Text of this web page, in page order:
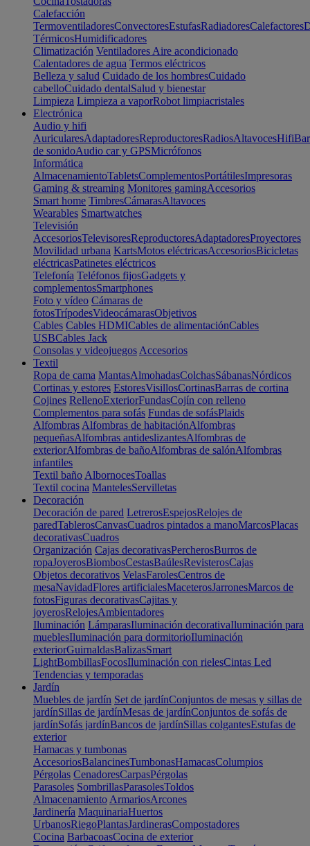
Calefacción
TermoventiladoresConvectoresEstufasRadiadoresCalefactores
TérmicosHumidificadores
Climatización Ventiladores Aire acondicionado
Calentadores de agua Termos eléctricos
Belleza y salud Cuidado de los hombresCuidado
cabelloCuidado dentalSalud y bienestar
Limpieza Limpieza a vaporRobot limpiacristales
Electrónica
Audio y hifi
AuricularesAdaptadoresReproductoresRadiosAltavocesHifi
de sonidoAudio car y GPSMicrófonos
Informática
AlmacenamientoTabletsComplementosPortátilesImpresoras
Gaming & streaming Monitores gamingAccesorios
Smart home TimbresCámarasAltavoces
Wearables Smartwatches
Televisión
AccesoriosTelevisoresReproductoresAdaptadoresProyectores
Movilidad urbana KartsMotos eléctricasAccesoriosBicicletas
eléctricasPatinetes eléctricos
Telefonía Teléfonos fijosGadgets y
complementosSmartphones
Foto y vídeo Cámaras de
fotosTrípodesVideocámarasObjetivos
Cables Cables HDMICables de alimentaciónCables
USBCables Jack
Consolas y videojuegos Accesorios
Textil
Ropa de cama MantasAlmohadasColchasSábanasNórdicos
Cortinas y estores EstoresVisillosCortinasBarras de cortina
Cojines RellenoExteriorFundasCojín con relleno
Complementos para sofás Fundas de sofásPlaids
Alfombras Alfombras de habitaciónAlfombras
pequeñasAlfombras antideslizantesAlfombras de
exteriorAlfombras de bañoAlfombras de salónAlfombras
infantiles
Textil baño AlbornocesToallas
Textil cocina MantelesServilletas
Decoración
Decoración de pared LetrerosEspejosRelojes de
paredTablerosCanvasCuadros pintados a manoMarcosPlacas
decorativasCuadros
Organización Cajas decorativasPercherosBurros de
ropaJoyerosBiombosCestasBaúlesRevisterosCajas
Objetos decorativos VelasFarolesCentros de
mesaNavidadFlores artificialesMaceterosJarronesMarcos de
fotosFiguras decorativasCajitas y
joyerosRelojesAmbientadores
Iluminación LámparasIluminación decorativaIluminación para
mueblesIluminación para dormitorioIluminación
exteriorGuirnaldasBalizasSmart
LightBombillasFocosIluminación con rielesCintas Led
Tendencias y temporadas
Jardín
Muebles de jardín Set de jardínConjuntos de mesas y sillas de
jardínSillas de jardínMesas de jardínConjuntos de sofás de
jardínSofás jardínBancos de jardínSillas colgantesEstufas de
exterior
Hamacas y tumbonas
AccesoriosBalancinesTumbonasHamacasColumpios
Pérgolas CenadoresCarpasPérgolas
Parasoles SombrillasParasolesToldos
Almacenamiento ArmariosArcones
Jardinería MaquinariaHuertos
UrbanosRiegoPlantasJardinerasCompostadores
Cocina BarbacoasCocina de exterior